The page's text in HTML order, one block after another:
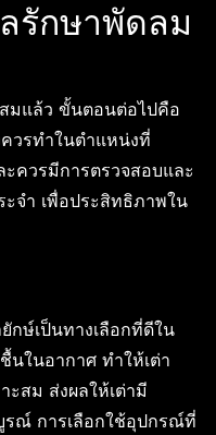
รักษาพัดลม
มแล้ว ขั้นตอนต่อไปคือ
วรทำในตำแหน่งที่
ะควรมีการตรวจสอบและ
จำ เพื่อประสิทธิภาพใน
กษ์เป็นทางเลือกที่ดีใน
ในอากาศ ทำให้เต่า
สม ส่งผลให้เต่ามี
รณ์ การเลือกใช้อุปกรณ์ที่